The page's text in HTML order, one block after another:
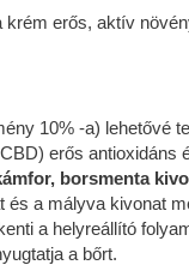
krém erős, aktív
10% -a) lehetővé
erős antioxidáns
borsmenta
és a mályva kivonat
a helyreállító
a bőrt.